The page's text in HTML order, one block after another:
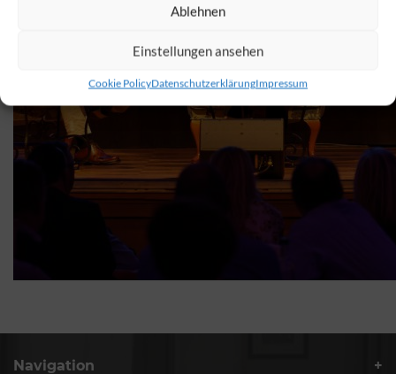
Ablehnen
Einstellungen ansehen
Cookie PolicyDatenschutzerklärungImpressum
Navigation